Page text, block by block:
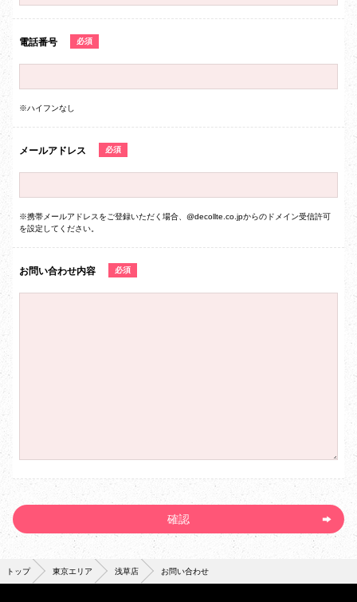
電話番号 必須
※ハイフンなし
メールアドレス 必須
※携帯メールアドレスをご登録いただく場合、@decollte.co.jpからのドメイン受信許可
を設定してください。
お問い合わせ内容 必須
トップ 東京エリア 浅草店 お問い合わせ